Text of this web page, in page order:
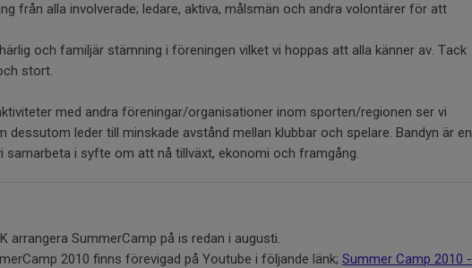
från alla involverade; ledare, aktiva, målsmän och andra volontärer för att
och familjär stämning i föreningen vilket vi hoppas att alla känner av. Tack
stort.
med andra föreningar/organisationer inom sporten/regionen ser vi
dessutom leder till minskade avstånd mellan klubbar och spelare. Bandyn är en
samarbeta i syfte om att nå tillväxt, ekonomi och framgång.
arrangera SummerCamp på is redan i augusti.
2010 finns förevigad på Youtube i följande länk; Summer Camp 2010 -